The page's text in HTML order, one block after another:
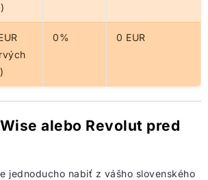
0% 0 EUR
alebo Revolut pred
jednoducho nabiť z vášho slovenského